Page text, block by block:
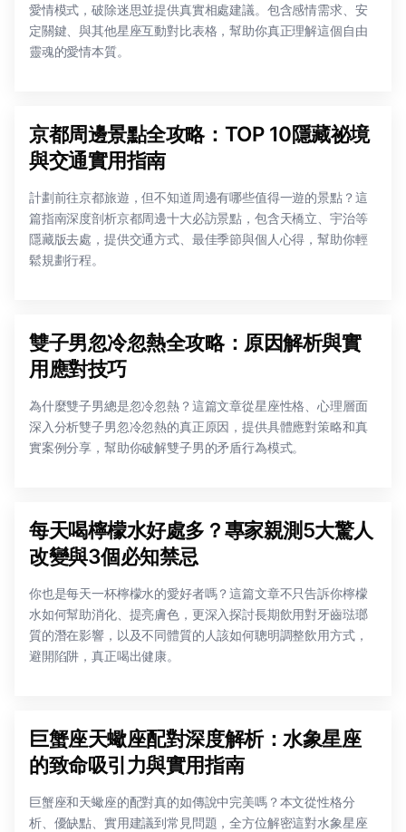
愛情模式，破除迷思並提供真實相處建議。包含感情需求、安
定關鍵、與其他星座互動對比表格，幫助你真正理解這個自由
靈魂的愛情本質。
京都周邊景點全攻略：TOP 10隱藏祕境
與交通實用指南
計劃前往京都旅遊，但不知道周邊有哪些值得一遊的景點？這
篇指南深度剖析京都周邊十大必訪景點，包含天橋立、宇治等
隱藏版去處，提供交通方式、最佳季節與個人心得，幫助你輕
鬆規劃行程。
雙子男忽冷忽熱全攻略：原因解析與實
用應對技巧
為什麼雙子男總是忽冷忽熱？這篇文章從星座性格、心理層面
深入分析雙子男忽冷忽熱的真正原因，提供具體應對策略和真
實案例分享，幫助你破解雙子男的矛盾行為模式。
每天喝檸檬水好處多？專家親測5大驚人
改變與3個必知禁忌
你也是每天一杯檸檬水的愛好者嗎？這篇文章不只告訴你檸檬
水如何幫助消化、提亮膚色，更深入探討長期飲用對牙齒琺瑯
質的潛在影響，以及不同體質的人該如何聰明調整飲用方式，
避開陷阱，真正喝出健康。
巨蟹座天蠍座配對深度解析：水象星座
的致命吸引力與實用指南
巨蟹座和天蠍座的配對真的如傳說中完美嗎？本文從性格分
析、優缺點、實用建議到常見問題，全方位解密這對水象星座